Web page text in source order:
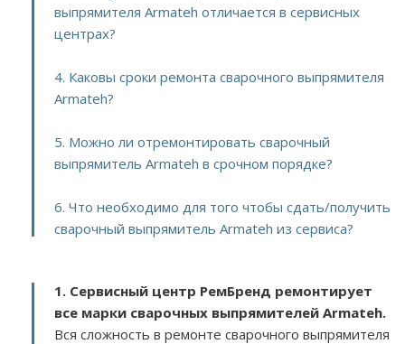
выпрямителя Armateh отличается в сервисных
центрах?
4. Каковы сроки ремонта сварочного выпрямителя
Armateh?
5. Можно ли отремонтировать сварочный
выпрямитель Armateh в срочном порядке?
6. Что необходимо для того чтобы сдать/получить
сварочный выпрямитель Armateh из сервиса?
1. Сервисный центр РемБренд ремонтирует
все марки сварочных выпрямителей Armateh.
Вся сложность в ремонте сварочного выпрямителя